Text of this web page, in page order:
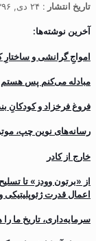
تاریخ انتشار : ۲۴ دی, ۱۳۹۶ ۱:۲۵ ق٫ظ
آخرین نوشته‌ها:
‌امواجِ گرانشی و ساختارِ
مبادله می‌کنم پس هستم
فروغ فرخزاد و کودکانِ
رسانه‌های نوین چپ،
خارج از کادر
از «برتون وودز» تا
اعمال قدرت ژئوپلیتیکی
سرمایه‌داری، تاریخ ما